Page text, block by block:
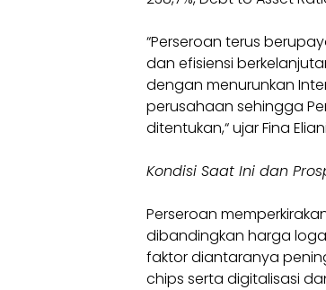
“Perseroan terus
dan efisiensi
dengan menurunkan
perusahaan sehingga
ditentukan,“ ujar Fina
Kondisi Saat Ini dan
Perseroan
dibandingkan harga
faktor diantaranya
chips serta digitalisasi